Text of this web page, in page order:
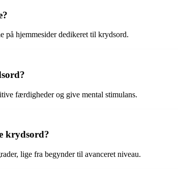
på hjemmesider dedikeret til krydsord.
færdigheder og give mental stimulans.
krydsord?
lige fra begynder til avanceret niveau.